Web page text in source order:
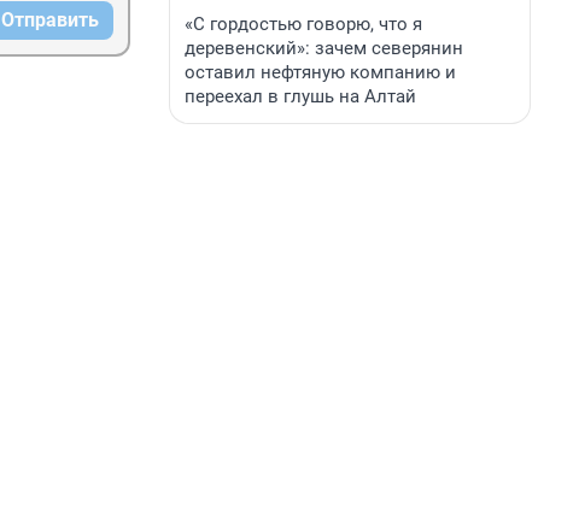
Отправить
«С гордостью говорю, что я
деревенский»: зачем северянин
оставил нефтяную компанию и
переехал в глушь на Алтай